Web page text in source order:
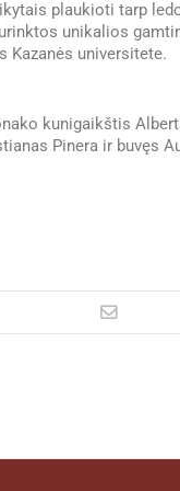
plaukioti tarp
unikalios
Kazanės universitete.
kunigaikštis
Pinera ir buvęs